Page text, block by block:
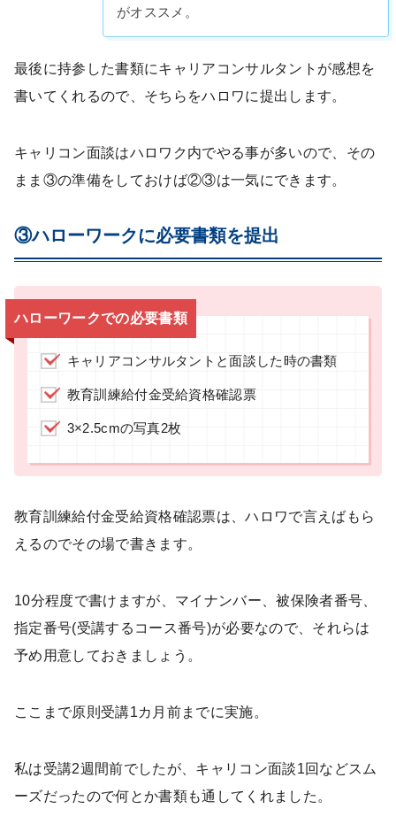
がオススメ。
最後に持参した書類にキャリアコンサルタントが感想を
書いてくれるので、そちらをハロワに提出します。
キャリコン面談はハロワク内でやる事が多いので、その
まま③の準備をしておけば②③は一気にできます。
③ハローワークに必要書類を提出
ハローワークでの必要書類
キャリアコンサルタントと面談した時の書類
教育訓練給付金受給資格確認票
3×2.5cmの写真2枚
教育訓練給付金受給資格確認票は、ハロワで言えばもら
えるのでその場で書きます。
10分程度で書けますが、マイナンバー、被保険者番号、
指定番号(受講するコース番号)が必要なので、それらは
予め用意しておきましょう。
ここまで原則受講1カ月前までに実施。
私は受講2週間前でしたが、キャリコン面談1回などスム
ーズだったので何とか書類も通してくれました。